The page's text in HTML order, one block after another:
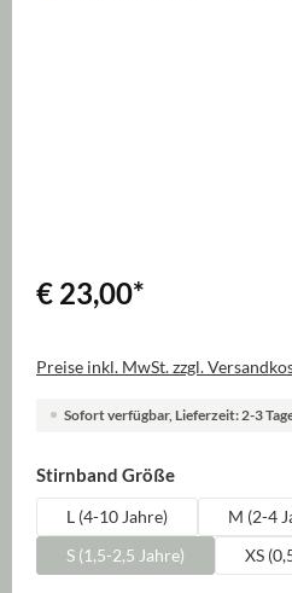
€ 23,00*
Preise inkl. MwSt. zzgl.
Sofort verfügbar, Lieferzeit: 2-3
Stirnband Größeauswählen
L (4-10 Jahre)
M (2-4
S (1,5-2,5 Jahre)
XS